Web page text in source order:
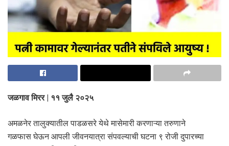
जळगाव मिरर | ११ जुलै २०२५
अमळनेर तालुक्यातील पाडळसरे येथे मासेमारी करणाऱ्या तरुणाने
गळफास घेऊन आपली जीवनयात्रा संपवल्याची घटना ९ रोजी दुपारच्या